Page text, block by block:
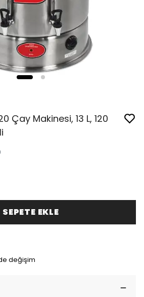
Çay Makinesi, 13 L, 120
SEPETE EKLE
değişim